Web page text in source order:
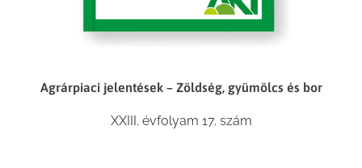
Agrárpiaci jelentések – Zöldség, gyümölcs és bor
XXIII. évfolyam 17. szám